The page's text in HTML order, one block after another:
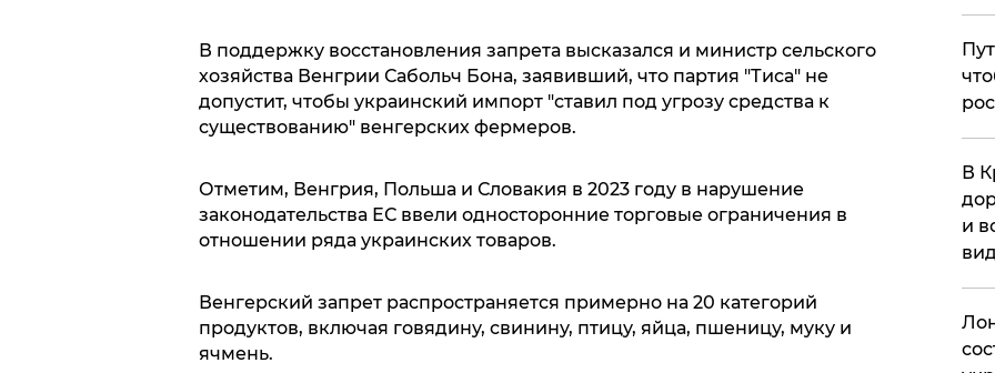
В поддержку восстановления запрета высказался и министр сельского
хозяйства Венгрии Сабольч Бона, заявивший, что партия "Тиса" не
допустит, чтобы украинский импорт "ставил под угрозу средства к
существованию" венгерских фермеров.
Отметим, Венгрия, Польша и Словакия в 2023 году в нарушение
законодательства ЕС ввели односторонние торговые ограничения в
отношении ряда украинских товаров.
Венгерский запрет распространяется примерно на 20 категорий
продуктов, включая говядину, свинину, птицу, яйца, пшеницу, муку и
ячмень.
В
и